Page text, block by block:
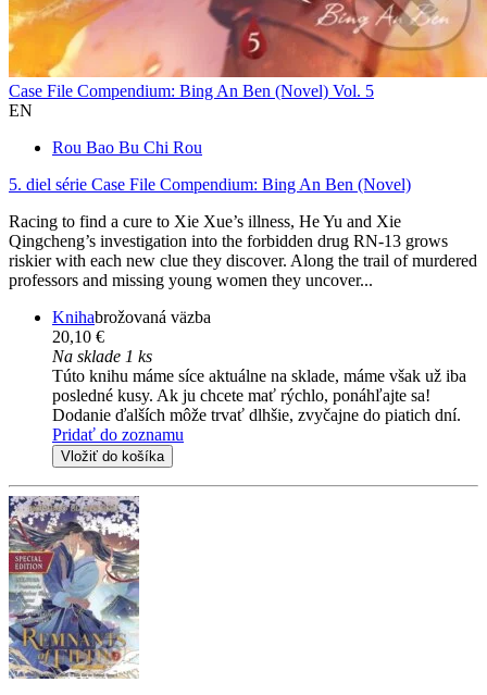
Case File Compendium: Bing An Ben (Novel) Vol. 5
EN
Rou Bao Bu Chi Rou
5. diel série Case File Compendium: Bing An Ben (Novel)
Racing to find a cure to Xie Xue’s illness, He Yu and Xie
Qingcheng’s investigation into the forbidden drug RN-13 grows
riskier with each new clue they discover. Along the trail of murdered
professors and missing young women they uncover...
Knihabrožovaná väzba
20,10 €
Na sklade 1 ks
Túto knihu máme síce aktuálne na sklade, máme však už iba
posledné kusy. Ak ju chcete mať rýchlo, ponáhľajte sa!
Dodanie ďalších môže trvať dlhšie, zvyčajne do piatich dní.
Pridať do zoznamu
Vložiť do košíka